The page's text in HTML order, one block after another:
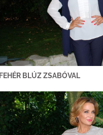
FEHÉR BLÚZ ZSABÓVAL